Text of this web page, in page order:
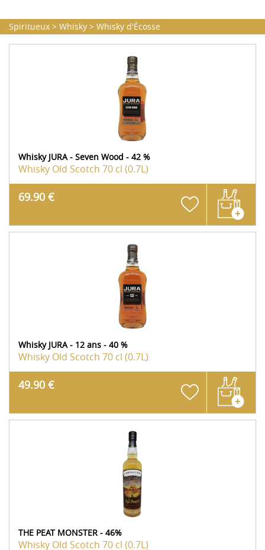
Spiritueux > Whisky > Whisky d'Écosse
Whisky JURA - Seven Wood - 42 %
Whisky Old Scotch 70 cl (0.7L)
69.90 €
Whisky JURA - 12 ans - 40 %
Whisky Old Scotch 70 cl (0.7L)
49.90 €
THE PEAT MONSTER - 46%
Whisky Old Scotch 70 cl (0.7L)